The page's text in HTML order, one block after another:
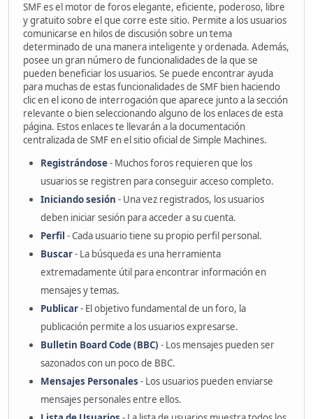
SMF es el motor de foros elegante, eficiente, poderoso, libre
y gratuito sobre el que corre este sitio. Permite a los usuarios
comunicarse en hilos de discusión sobre un tema
determinado de una manera inteligente y ordenada. Además,
posee un gran número de funcionalidades de la que se
pueden beneficiar los usuarios. Se puede encontrar ayuda
para muchas de estas funcionalidades de SMF bien haciendo
clic en el icono de interrogación que aparece junto a la sección
relevante o bien seleccionando alguno de los enlaces de esta
página. Estos enlaces te llevarán a la documentación
centralizada de SMF en el sitio oficial de Simple Machines.
Registrándose- Muchos foros requieren que los
usuarios se registren para conseguir acceso completo.
Iniciando sesión - Una vez registrados, los usuarios
deben iniciar sesión para acceder a su cuenta.
Perfil - Cada usuario tiene su propio perfil personal.
Buscar- La búsqueda es una herramienta
extremadamente útil para encontrar información en
mensajes y temas.
Publicar- El objetivo fundamental de un foro, la
publicación permite a los usuarios expresarse.
Bulletin Board Code (BBC) - Los mensajes pueden ser
sazonados con un poco de BBC.
Mensajes Personales - Los usuarios pueden enviarse
mensajes personales entre ellos.